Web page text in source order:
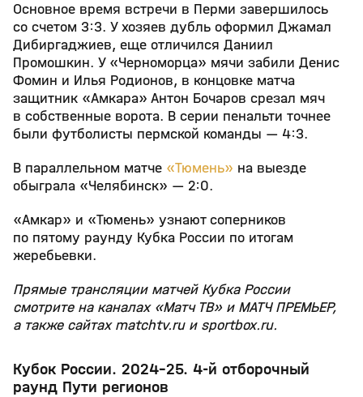
Основное время встречи в Перми завершилось
со счетом 3:3. У хозяев дубль оформил Джамал
Дибиргаджиев, еще отличился Даниил
Промошкин. У «Черноморца» мячи забили Денис
Фомин и Илья Родионов, в концовке матча
защитник «Амкара» Антон Бочаров срезал мяч
в собственные ворота. В серии пенальти точнее
были футболисты пермской команды — 4:3.
В параллельном матче «Тюмень» на выезде
обыграла «Челябинск» — 2:0.
«Амкар» и «Тюмень» узнают соперников
по пятому раунду Кубка России по итогам
жеребьевки.
Прямые трансляции матчей Кубка России
смотрите на каналах «Матч ТВ» и МАТЧ ПРЕМЬЕР,
а также сайтах matchtv.ru и sportbox.ru.
Кубок России. 2024-25. 4-й отборочный
раунд Пути регионов